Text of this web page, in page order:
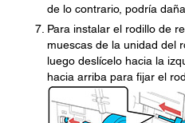
de lo contrario, podría
Para instalar el rodillo de
muescas de la unidad del
luego deslícelo hacia la
hacia arriba para fijar el